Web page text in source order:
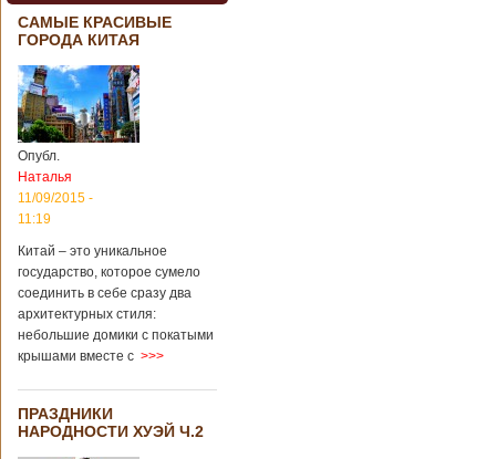
САМЫЕ КРАСИВЫЕ
ГОРОДА КИТАЯ
Опубл.
Наталья
11/09/2015 -
11:19
Китай – это уникальное
государство, которое сумело
соединить в себе сразу два
архитектурных стиля:
небольшие домики с покатыми
крышами вместе с >>>
ПРАЗДНИКИ
НАРОДНОСТИ ХУЭЙ Ч.2